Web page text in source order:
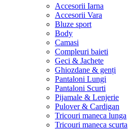
Accesorii Iarna
Accesorii Vara
Bluze sport
Body
Camasi
Compleuri baieti
Geci & Jachete
Ghiozdane & genți
Pantaloni Lungi
Pantaloni Scurti
Pijamale & Lenjerie
Pulover & Cardigan
Tricouri maneca lunga
Tricouri maneca scurta